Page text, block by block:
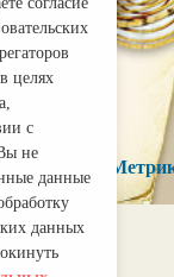
Правила
целях
с
не
данные
данных